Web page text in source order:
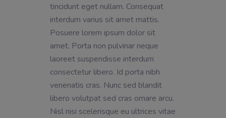
tincidunt eget nullam. Consequat
interdum varius sit amet mattis.
Posuere lorem ipsum dolor sit
amet. Porta non pulvinar neque
laoreet suspendisse interdum
consectetur libero. Id porta nibh
venenatis cras. Nunc sed blandit
libero volutpat sed cras ornare arcu.
Nisl nisi scelerisque eu ultrices vitae